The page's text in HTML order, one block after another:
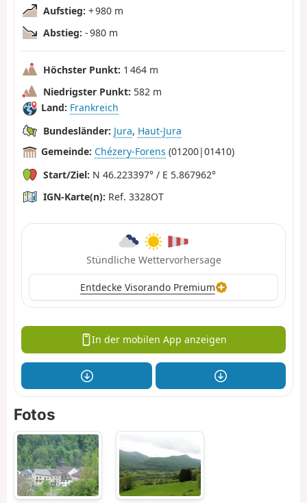
Aufstieg: + 980 m
Abstieg: - 980 m
Höchster Punkt: 1 464 m
Niedrigster Punkt: 582 m
Land: Frankreich
Bundesländer: Jura, Haut-Jura
Gemeinde: Chézery-Forens (01200|01410)
Start/Ziel: N 46.223397° / E 5.867962°
IGN-Karte(n): Ref. 3328OT
Stündliche Wettervorhersage
Entdecke Visorando Premium
In der mobilen App anzeigen
Fotos